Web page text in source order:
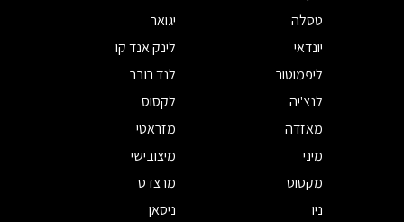
טסלה
יגואר
יונדאי
לינק אנד קו
ליפמוטור
לנד רובר
לנצ'יה
לקסוס
מאזדה
מזראטי
מיני
מיצובישי
מקסוס
מרצדס
ניו
ניסאן